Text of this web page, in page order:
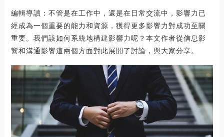
編輯導讀：不管是在工作中，還是在日常交流中，影響力已
經成為一個重要的能力和資源，獲得更多影響力對成功至關
重要。我們該如何系統地構建影響力呢？本文作者從信息影
響和溝通影響這兩個方面對此展開了討論，與大家分享。